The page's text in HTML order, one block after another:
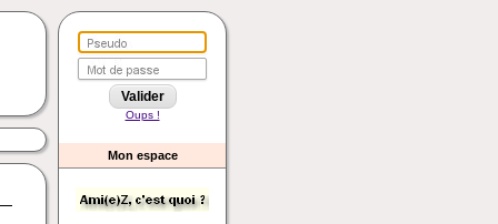
Oups !
Mon espace